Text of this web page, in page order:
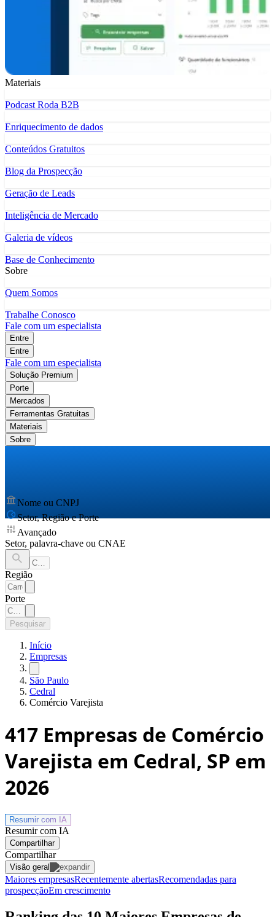
Materiais
Podcast Roda B2B
Enriquecimento de dados
Conteúdos Gratuitos
Blog da Prospecção
Geração de Leads
Inteligência de Mercado
Galeria de vídeos
Base de Conhecimento
Sobre
Quem Somos
Trabalhe Conosco
Fale com um especialista
Entre
Entre
Fale com um especialista
Solução Premium
Porte
Mercados
Ferramentas Gratuitas
Materiais
Sobre
Nome ou CNPJ
Setor, Região e Porte
Avançado
Setor, palavra-chave ou CNAE
Região
Porte
Pesquisar
Início
Empresas
São Paulo
Cedral
Comércio Varejista
417 Empresas de Comércio
Varejista em Cedral, SP em
2026
Resumir com IA
Resumir com IA
Compartilhar
Compartilhar
Visão geral
Maiores empresasRecentemente abertasRecomendadas para
prospecçãoEm crescimento